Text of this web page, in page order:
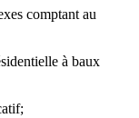
comptant au
à baux